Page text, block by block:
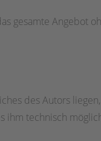
gesamte Angebot
des Autors
ihm technisch